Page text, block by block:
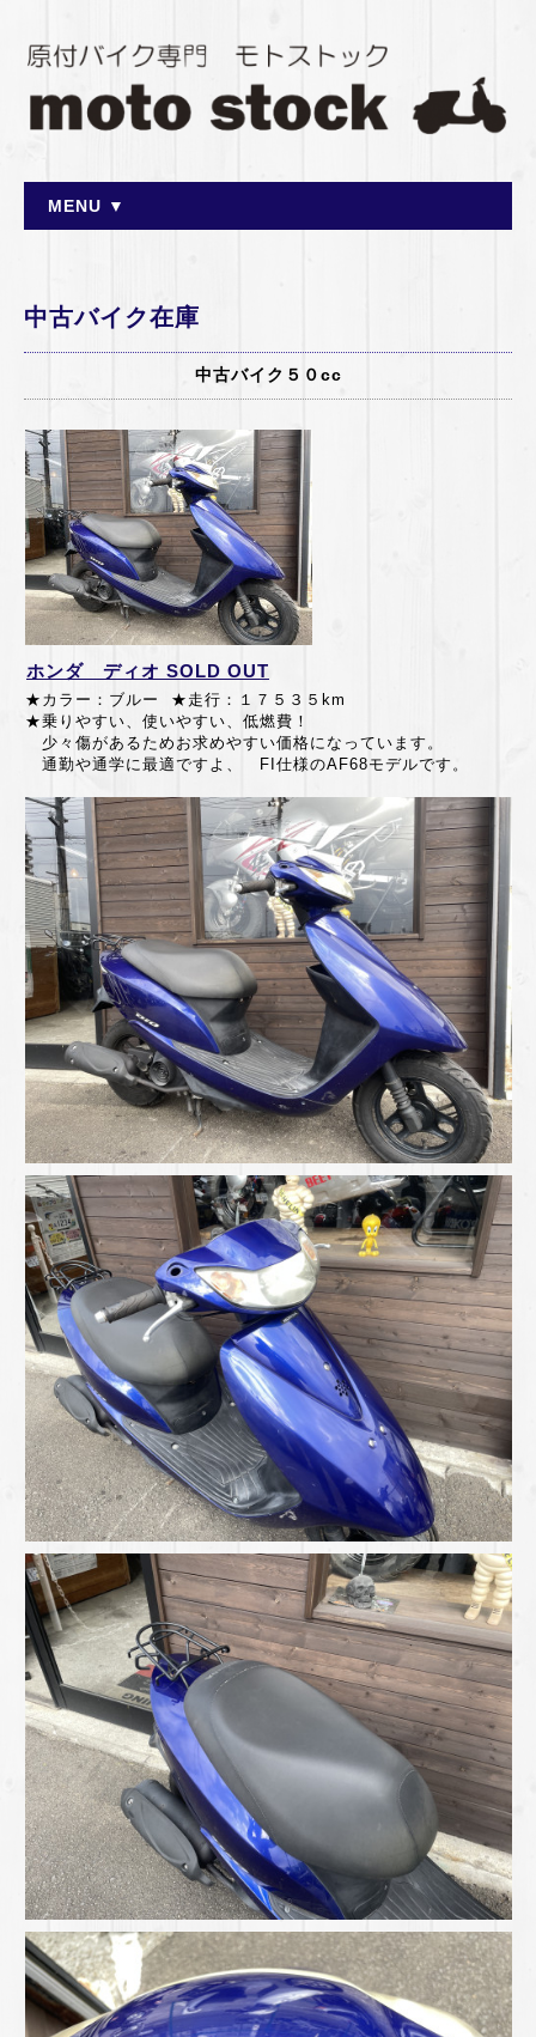
MENU ▼
中古バイク在庫
中古バイク５０cc
ホンダ ディオ SOLD OUT
★カラー：ブルー ★走行：１７５３５km
★乗りやすい、使いやすい、低燃費！
少々傷があるためお求めやすい価格になっています。
通勤や通学に最適ですよ、
FI仕様のAF68モデルです。